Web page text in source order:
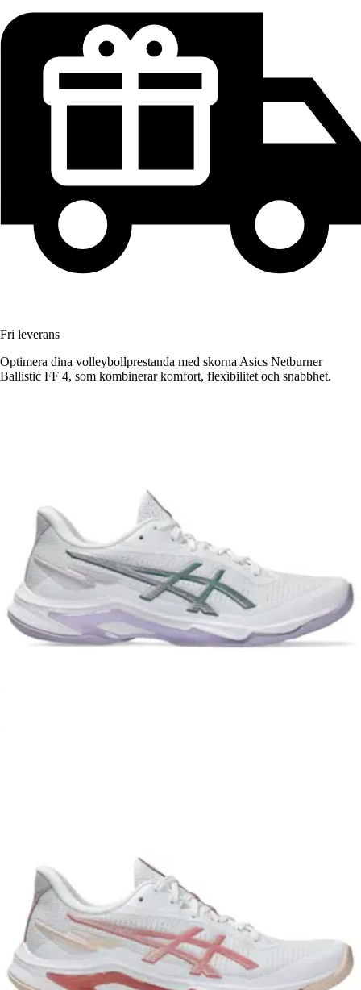
Fri leverans
Optimera dina volleybollprestanda med skorna Asics Netburner
Ballistic FF 4, som kombinerar komfort, flexibilitet och snabbhet.